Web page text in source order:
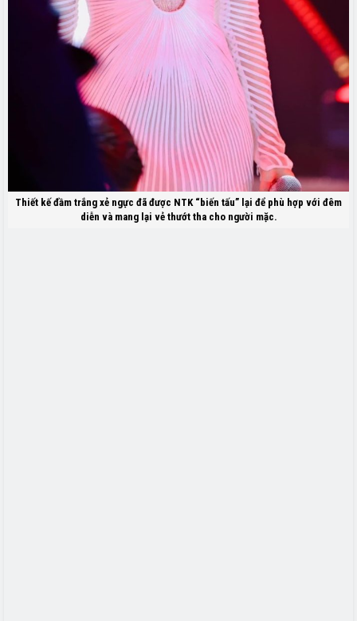
Thiết kế đầm trắng xẻ ngực đã được NTK “biến tấu” lại để phù hợp với đêm
diễn và mang lại vẻ thướt tha cho người mặc.